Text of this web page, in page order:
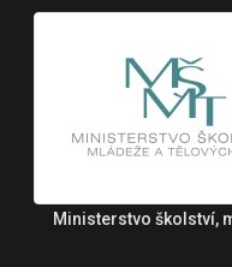
Ministerstvo školství,